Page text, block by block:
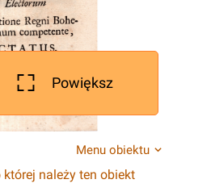
Powiększ
Menu obiektu
której należy ten obiekt